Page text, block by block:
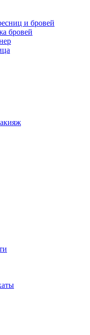
и бровей
бровей